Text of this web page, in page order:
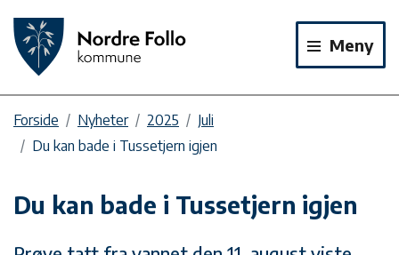
Meny
Forside Nyheter 2025
Juli
Du kan bade i Tussetjern igjen
Du kan bade i Tussetjern igjen